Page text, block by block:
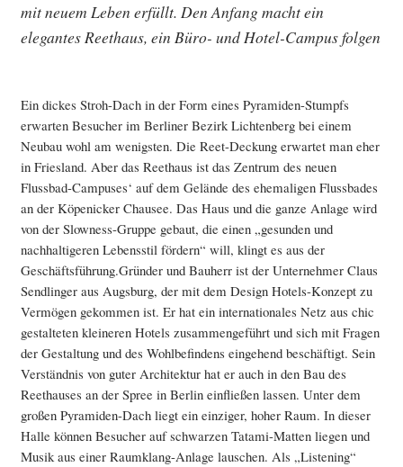
mit neuem Leben erfüllt. Den Anfang macht ein
elegantes Reethaus, ein Büro- und Hotel-Campus folgen
Ein dickes Stroh-Dach in der Form eines Pyramiden-Stumpfs
erwarten Besucher im Berliner Bezirk Lichtenberg bei einem
Neubau wohl am wenigsten. Die Reet-Deckung erwartet man eher
in Friesland. Aber das Reethaus ist das Zentrum des neuen
Flussbad-Campuses‘ auf dem Gelände des ehemaligen Flussbades
an der Köpenicker Chausee. Das Haus und die ganze Anlage wird
von der Slowness-Gruppe gebaut, die einen „gesunden und
nachhaltigeren Lebensstil fördern“ will, klingt es aus der
Geschäftsführung.Gründer und Bauherr ist der Unternehmer Claus
Sendlinger aus Augsburg, der mit dem Design Hotels-Konzept zu
Vermögen gekommen ist. Er hat ein internationales Netz aus chic
gestalteten kleineren Hotels zusammengeführt und sich mit Fragen
der Gestaltung und des Wohlbefindens eingehend beschäftigt. Sein
Verständnis von guter Architektur hat er auch in den Bau des
Reethauses an der Spree in Berlin einfließen lassen. Unter dem
großen Pyramiden-Dach liegt ein einziger, hoher Raum. In dieser
Halle können Besucher auf schwarzen Tatami-Matten liegen und
Musik aus einer Raumklang-Anlage lauschen. Als „Listening“